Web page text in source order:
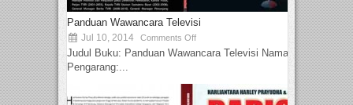
Panduan Wawancara Televisi
Jul 10, 2014 Comments Off
Judul Buku: Panduan Wawancara Televisi Nama
Pengarang:...